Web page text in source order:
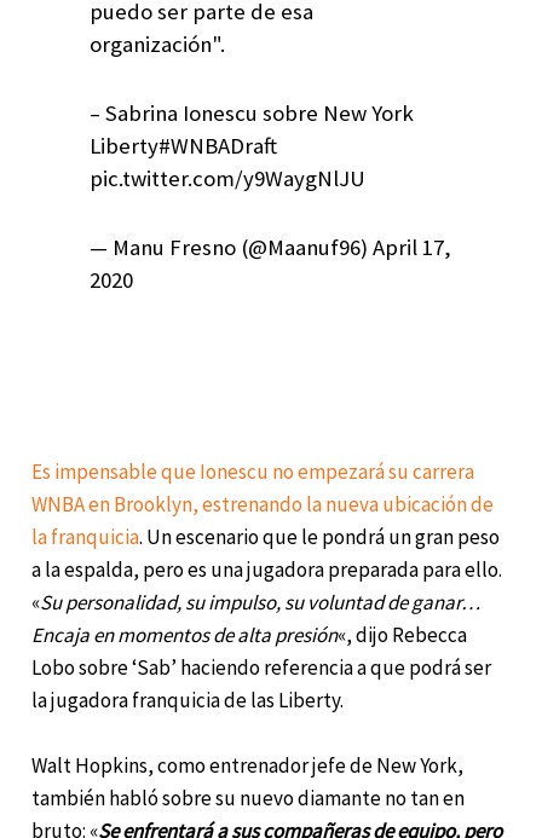
puedo ser parte de esa
organización".
– Sabrina Ionescu sobre New York
Liberty#WNBADraft
pic.twitter.com/y9WaygNlJU
— Manu Fresno (@Maanuf96) April 17,
2020
Es impensable que Ionescu no empezará su carrera
WNBA en Brooklyn, estrenando la nueva ubicación de
la franquicia. Un escenario que le pondrá un gran peso
a la espalda, pero es una jugadora preparada para ello.
«Su personalidad, su impulso, su voluntad de ganar…
Encaja en momentos de alta presión«, dijo Rebecca
Lobo sobre ‘Sab’ haciendo referencia a que podrá ser
la jugadora franquicia de las Liberty.
Walt Hopkins, como entrenador jefe de New York,
también habló sobre su nuevo diamante no tan en
bruto: «Se enfrentará a sus compañeras de equipo, pero